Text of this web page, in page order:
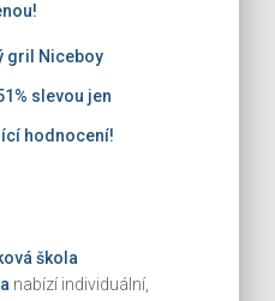
gril Niceboy
slevou jen
hodnocení!
škola
nabízí individuální,